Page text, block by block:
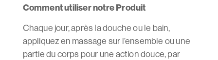
Comment utiliser notre Produit
Chaque jour, après la douche ou le bain,
appliquez en massage sur l’ensemble ou une
partie du corps pour une action douce, par